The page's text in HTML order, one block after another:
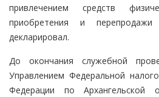
привлечением средств
приобретения и
декларировал.
До окончания служебной
Управлением Федеральной
Федерации по Архангельской